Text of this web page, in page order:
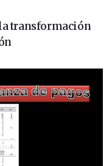
transformación